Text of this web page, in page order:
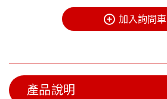
加入詢問車
產品說明